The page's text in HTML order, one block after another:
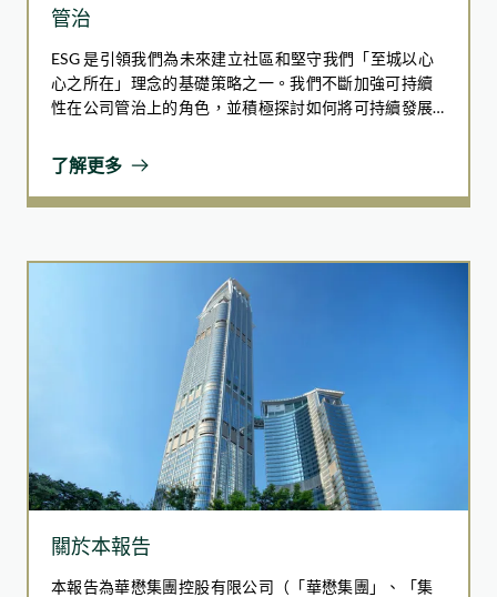
機電裝備合成法（MiMEP）
外預先組裝機電管道系統，再運至工地安裝，取代傳統現場施
工。此技術簡化產品設計，提升製造與組裝效率，可節省30-
50%的施工時間，減少廢物並在建造過程中加強質素控制。
東涌東商業發展項目
葵涌物流中心項目
東涌牽引配電站住宅發展項目
管治
ESG 是引領我們為未來建立社區和堅守我們「至城以心
心之所在」理念的基礎策略之一。我們不斷加強可持續
性在公司管治上的角色，並積極探討如何將可持續發展
有效的 ESG 管治和知識的轉移，我們建構了一個綜合和
強健的 ESG 管治體系，涵蓋了不同與企業可持續發展相
關的議題，並在報告期內於管治方面取得進步。
了解更多
關於本報告
本報告為華懋集團控股有限公司（「華懋集團」、「集